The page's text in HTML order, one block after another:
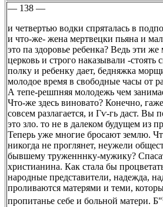
— 138 —
и четвертью водки спряталась в
и что-же- жена мертвецки пьяна и
это па здоровье ребенка? Ведь эти
церковь и строго наказывали -стоять
полку и ребенку дает, бедняжка
молодое время в свободные часы от
А тепе-решпняя молодежь чем
Что-же здесь виновато? Конечно,
совсем разлагается, и Гѵ-гь даст.
это зло. то не в далеком будущем из
Теперь уже многие бросают землю.
никогда не проглянет, неужели
бывшему труженннку-мужику?
христианина. Как стала бы
народные представители, надежда,
проливаются матерями и теми,
пропитанье себе и больной матери. Б"